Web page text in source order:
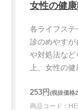
女性の健
各ライフステ
診のめやすが
や対処法など
上、女性の健
253円(税抜価格
商品コード：